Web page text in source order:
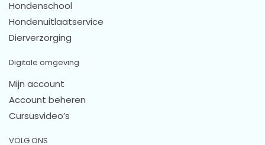
Hondenschool
Hondenuitlaatservice
Dierverzorging
Digitale omgeving
Mijn account
Account beheren
Cursusvideo’s
VOLG ONS